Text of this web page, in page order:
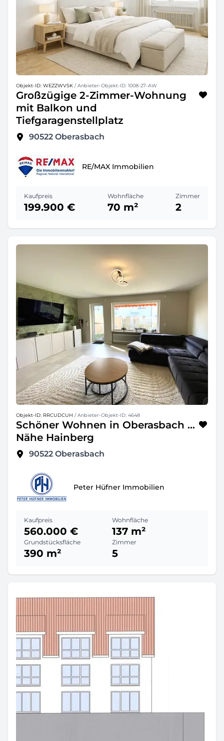
Objekt-ID: WEZZWVSK / Anbieter-Objekt-ID: 1008-27-AW
Großzügige 2-Zimmer-Wohnung
mit Balkon und
Tiefgaragenstellplatz
90522 Oberasbach
RE/MAX Immobilien
Kaufpreis
199.900 €
Wohnfläche
70 m²
Zimmer
2
Objekt-ID: RRCUDCUH / Anbieter-Objekt-ID: 4648
Schöner Wohnen in Oberasbach ...
Nähe Hainberg
90522 Oberasbach
Peter Hüfner Immobilien
Kaufpreis
560.000 €
Wohnfläche
137 m²
Grundstücksfläche
390 m²
Zimmer
5